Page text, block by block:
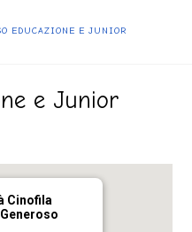
EDUCAZIONE E JUNIOR
e Junior
Cinofila